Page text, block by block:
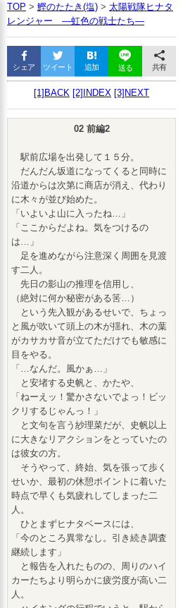
TOP > 鰹のたたき(塩) > 太陽戦隊ヒナタ
レンジャー ―虹色の戦士たち―
シェア ツイート 追加 送る 共有
SPONSOR
[1]BACK [2]INDEX [3]NEXT
02 前編2
駅前広場を出発して１５分。
だんだん坂道になってくると同時に
沿道からは次第に商店が消え、代わり
に木々が並び始めた。
「いよいよ山に入ったね…」
「ここからだよね。気をつけるの
は…」
足を進めながら注意深く周囲を見渡
す二人。
先日の影山の推理を信用し、
（絶対に何か秘密がある筈…）
という先入観があるせいで、ちょっ
と風が吹いて頭上の木が揺れ、木の葉
がカサカサ音が立てただけでも敏感に
目をやる。
「…なんだ。風かぁ…」
と安堵する史帆と、かたや、
「ねーえッ！驚かさないでよっ！ビッ
クリするじゃんっ！」
と文句を言う紗理菜だが、史帆以上
に大きなリアクションをとっていたの
は彼女の方。
そうやって、終始、気を張って歩く
せいか、最初の休憩ポイントに着いた
時点で早くも気疲れしてしまった二
人。
ひとまずヒナタベースには、
「今のところ異常なし。引き続き調査
継続します」
と報告を入れたものの、周りのハイ
カーたちより明らかに疲労度が高い二
人。